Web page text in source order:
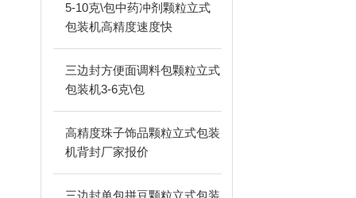
5-10克\包中药冲剂颗粒立式
包装机高精度速度快
三边封方便面调料包颗粒立式
包装机3-6克\包
高精度珠子饰品颗粒立式包装
机背封厂家报价
三边封单包拼豆颗粒立式包装